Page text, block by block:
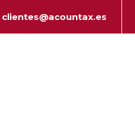
clientes@acountax.es